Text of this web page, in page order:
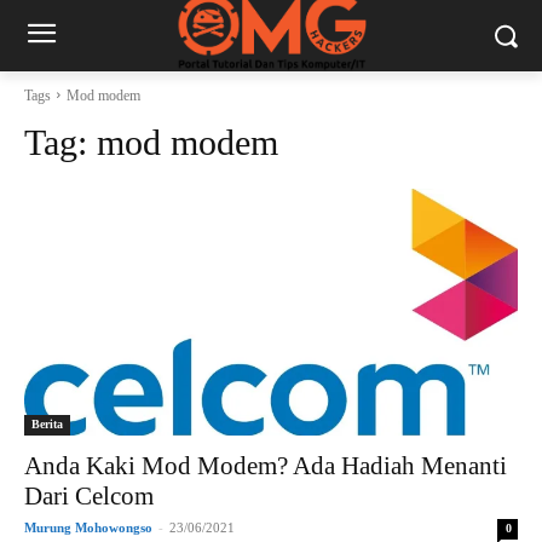
Tags Mod modem
Tag: mod modem
Berita
Anda Kaki Mod Modem? Ada Hadiah Menanti
Dari Celcom
Murung Mohowongso - 23/06/2021 0